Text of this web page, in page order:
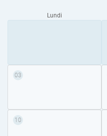
Lundi
03
10